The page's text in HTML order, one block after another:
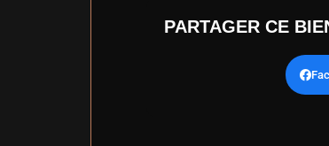
PARTAGER CE